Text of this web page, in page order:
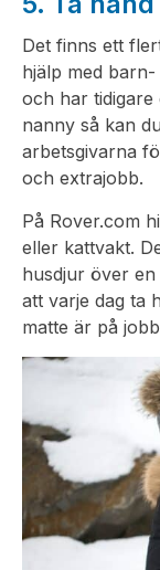
Det finns ett
hjälp med
och har
nanny så kan
arbetsgivarna
och extrajobb.
På Rover.com
eller kattvakt.
husdjur över
att varje dag ta
matte är på